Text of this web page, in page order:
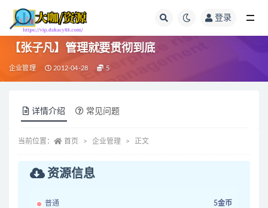
登录
【张子凡】管理就要贯彻到底
企业管理 2012-04-28 5
详情介绍 常见问题
当前位置： 首页 企业管理 正文
资源信息
普通 5金币
全部